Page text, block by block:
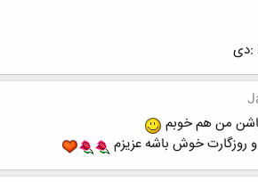
:دی
من هم خوبم
روزگارت خوش باشه عزیزم